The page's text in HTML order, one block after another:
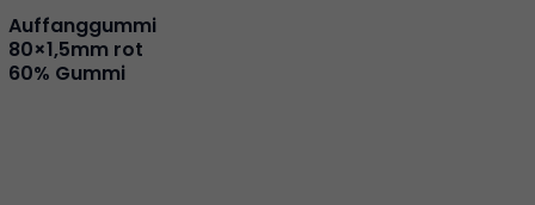
Auffanggummi
80×1,5mm rot
60% Gummi